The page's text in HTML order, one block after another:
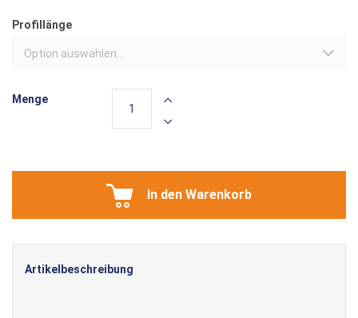
Profillänge
Option auswählen...
Menge
In den Warenkorb
Artikelbeschreibung